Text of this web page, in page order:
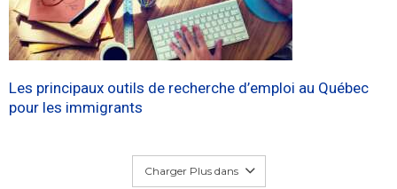
Les principaux outils de recherche d’emploi au Québec
pour les immigrants
Charger Plus dans